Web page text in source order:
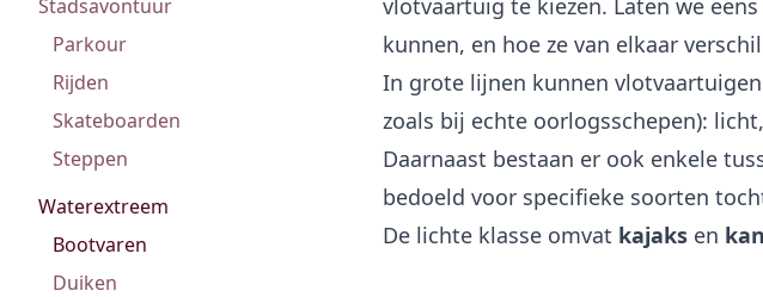
Stadsavontuur
Parkour
Rijden
Skateboarden
Steppen
Waterextreem
Bootvaren
Duiken
vlotvaartuig te kiezen. Laten we
kunnen, en hoe ze van elkaar
In grote lijnen kunnen
zoals bij echte oorlogsschepen):
Daarnaast bestaan er ook enkele
bedoeld voor specifieke soorten
De lichte klasse omvat kajaks en